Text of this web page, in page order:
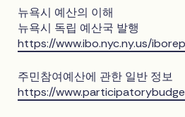
뉴욕시 예산의 이해
뉴욕시 독립 예산국 발행
https://www.ibo.nyc.ny.us/
주민참여예산에 관한 일반 정보
https://